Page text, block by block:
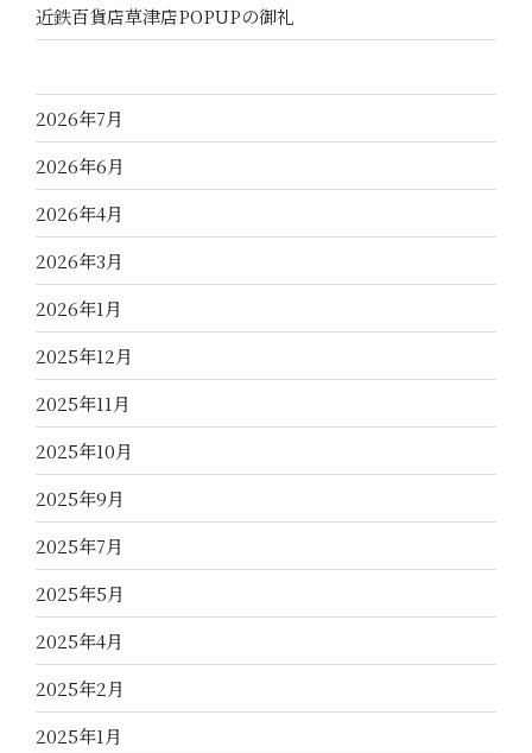
近鉄百貨店草津店POPUPの御礼
2026年7月
2026年6月
2026年4月
2026年3月
2026年1月
2025年12月
2025年11月
2025年10月
2025年9月
2025年7月
2025年5月
2025年4月
2025年2月
2025年1月